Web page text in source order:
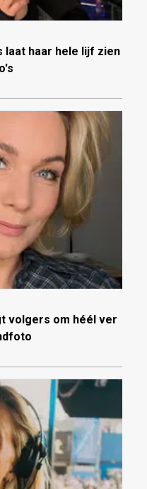
laat haar hele lijf zien
volgers om héél ver